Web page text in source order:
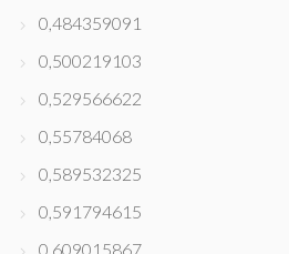
0,484359091
0,500219103
0,529566622
0,55784068
0,589532325
0,591794615
0,609015867